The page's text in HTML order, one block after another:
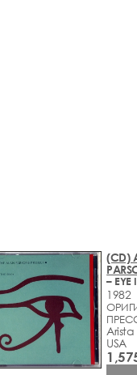
(CD)
– EYE
1982
Arista
USA